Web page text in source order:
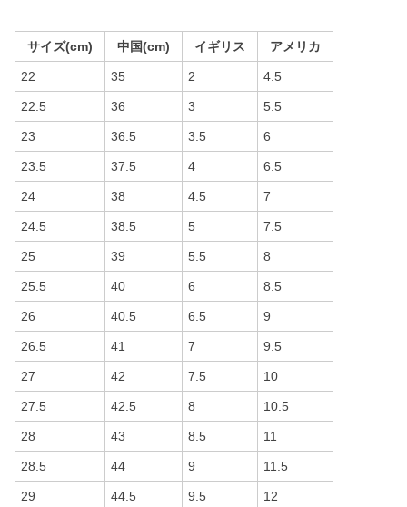
サイズ(cm) 中国(cm) イギリス アメリカ
22 35 2 4.5
22.5 36 3 5.5
23 36.5 3.5 6
23.5 37.5 4 6.5
24 38 4.5 7
24.5 38.5 5 7.5
25 39 5.5 8
25.5 40 6 8.5
26 40.5 6.5 9
26.5 41 7 9.5
27 42 7.5 10
27.5 42.5 8 10.5
28 43 8.5 11
28.5 44 9 11.5
29 44.5 9.5 12